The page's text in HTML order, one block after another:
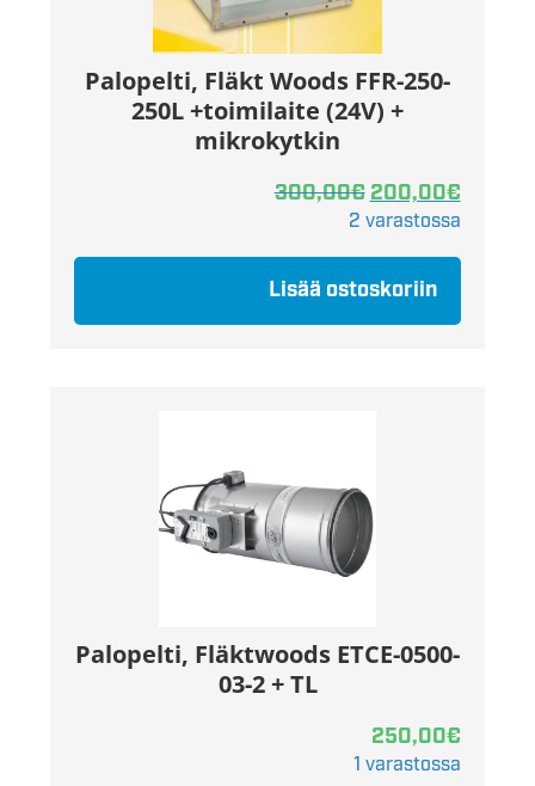
Palopelti, Fläkt Woods FFR-250-
250L +toimilaite (24V) +
mikrokytkin
300,00€ 200,00€
2 varastossa
Lisää ostoskoriin
Palopelti, Fläktwoods ETCE-0500-
03-2 + TL
250,00€
1 varastossa